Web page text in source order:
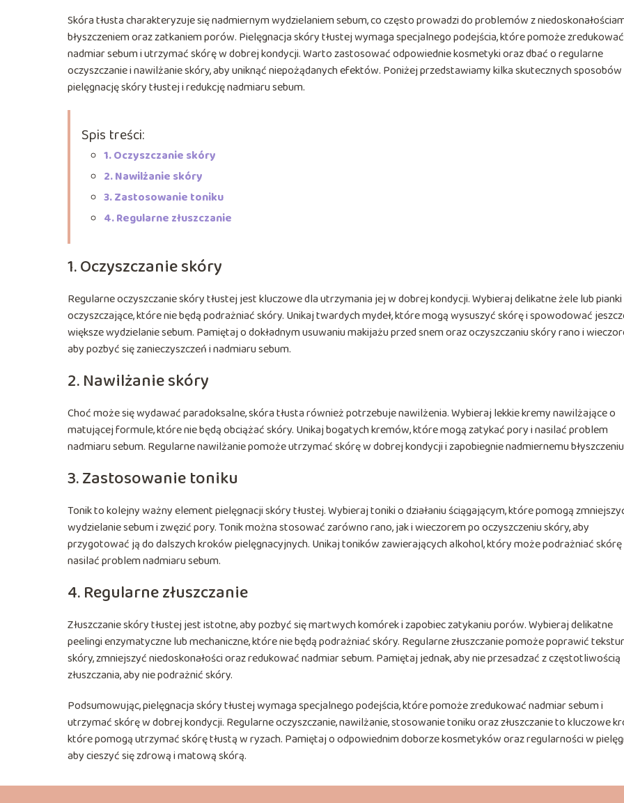
Skóra tłusta charakteryzuje się nadmiernym wydzielaniem sebum, co często prowadzi do problemów z
błyszczeniem oraz zatkaniem porów. Pielęgnacja skóry tłustej wymaga specjalnego podejścia, które pomoże zredukować
nadmiar sebum i utrzymać skórę w dobrej kondycji. Warto zastosować odpowiednie kosmetyki oraz dbać o regularne
oczyszczanie i nawilżanie skóry, aby uniknąć niepożądanych efektów. Poniżej przedstawiamy kilka skutecznych sposobów
pielęgnację skóry tłustej i redukcję nadmiaru sebum.
Spis treści:
1. Oczyszczanie skóry
2. Nawilżanie skóry
3. Zastosowanie toniku
4. Regularne złuszczanie
1. Oczyszczanie skóry
Regularne oczyszczanie skóry tłustej jest kluczowe dla utrzymania jej w dobrej kondycji. Wybieraj delikatne żele lub pianki
oczyszczające, które nie będą podrażniać skóry. Unikaj twardych mydeł, które mogą wysuszyć skórę i spowodować
większe wydzielanie sebum. Pamiętaj o dokładnym usuwaniu makijażu przed snem oraz oczyszczaniu skóry rano i
aby pozbyć się zanieczyszczeń i nadmiaru sebum.
2. Nawilżanie skóry
Choć może się wydawać paradoksalne, skóra tłusta również potrzebuje nawilżenia. Wybieraj lekkie kremy nawilżające o
matującej formule, które nie będą obciążać skóry. Unikaj bogatych kremów, które mogą zatykać pory i nasilać problem
nadmiaru sebum. Regularne nawilżanie pomoże utrzymać skórę w dobrej kondycji i zapobiegnie nadmiernemu
3. Zastosowanie toniku
Tonik to kolejny ważny element pielęgnacji skóry tłustej. Wybieraj toniki o działaniu ściągającym, które pomogą
wydzielanie sebum i zwęzić pory. Tonik można stosować zarówno rano, jak i wieczorem po oczyszczeniu skóry, aby
przygotować ją do dalszych kroków pielęgnacyjnych. Unikaj toników zawierających alkohol, który może podrażniać skórę
nasilać problem nadmiaru sebum.
4. Regularne złuszczanie
Złuszczanie skóry tłustej jest istotne, aby pozbyć się martwych komórek i zapobiec zatykaniu porów. Wybieraj delikatne
peelingi enzymatyczne lub mechaniczne, które nie będą podrażniać skóry. Regularne złuszczanie pomoże poprawić
skóry, zmniejszyć niedoskonałości oraz redukować nadmiar sebum. Pamiętaj jednak, aby nie przesadzać z częstotliwością
złuszczania, aby nie podrażnić skóry.
Podsumowując, pielęgnacja skóry tłustej wymaga specjalnego podejścia, które pomoże zredukować nadmiar sebum i
utrzymać skórę w dobrej kondycji. Regularne oczyszczanie, nawilżanie, stosowanie toniku oraz złuszczanie to kluczowe
które pomogą utrzymać skórę tłustą w ryzach. Pamiętaj o odpowiednim doborze kosmetyków oraz regularności w
aby cieszyć się zdrową i matową skórą.